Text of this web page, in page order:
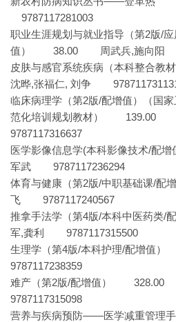
9787117281003
职业生涯规划与就业指导（第2版/
值） 38.00 周武兵,施向阳
皮肤与感官系统疾病（本科整
沈晔,张福仁, 刘争
临床病理学（第2版/配增值）（国
范化培训规划教材）
9787117316637
医学影像信息学(本科影像技术
军武 9787117236294
体育与健康（第2版/中职基础
飞 9787117240567
推拿手法学（第4版/本科中医
军,龚利 9787117315500
生理学（第4版/本科护理/配
9787117238359
难产（第2版/配增值）
9787117315098
营养与疾病预防——医学减重